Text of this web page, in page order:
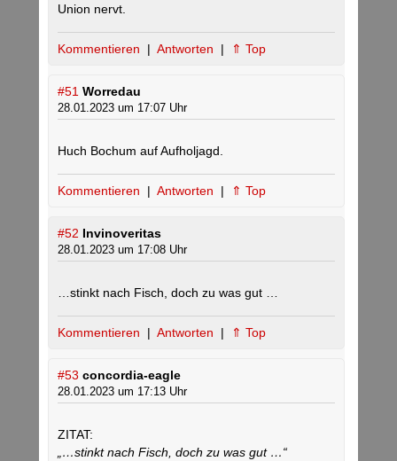
Union nervt.
Kommentieren | Antworten | ⇑ Top
#51 Worredau
28.01.2023 um 17:07 Uhr
Huch Bochum auf Aufholjagd.
Kommentieren | Antworten | ⇑ Top
#52 Invinoveritas
28.01.2023 um 17:08 Uhr
…stinkt nach Fisch, doch zu was gut …
Kommentieren | Antworten | ⇑ Top
#53 concordia-eagle
28.01.2023 um 17:13 Uhr
ZITAT:
„…stinkt nach Fisch, doch zu was gut …“